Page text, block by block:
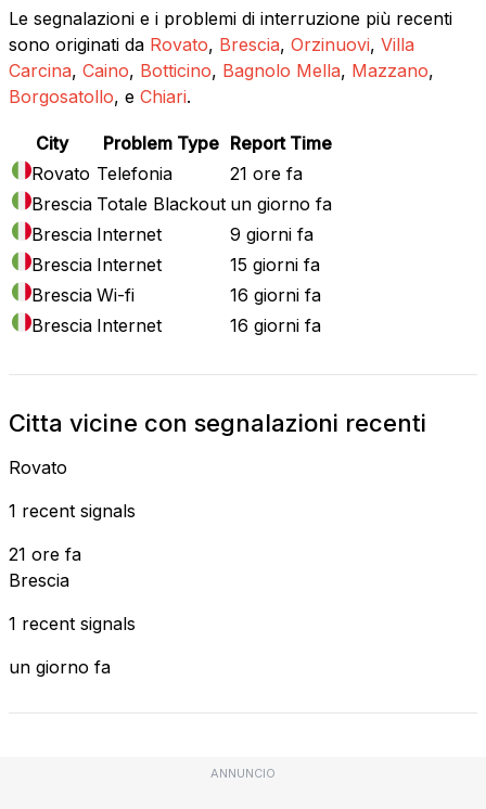
Le segnalazioni e i problemi di interruzione più recenti
sono originati da Rovato, Brescia, Orzinuovi, Villa
Carcina, Caino, Botticino, Bagnolo Mella, Mazzano,
Borgosatollo, e Chiari.
City Problem Type Report Time
Rovato Telefonia
21 ore fa
Brescia Totale Blackout un giorno fa
Brescia Internet
9 giorni fa
Brescia Internet
15 giorni fa
Brescia Wi-fi
16 giorni fa
Brescia Internet 16 giorni fa
Citta vicine con segnalazioni recenti
Rovato
1 recent signals
21 ore fa
Brescia
1 recent signals
un giorno fa
ANNUNCIO